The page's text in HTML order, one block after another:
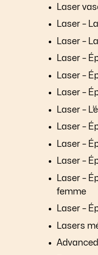
Laser
Laser –
Laser –
Laser –
Laser –
Laser –
Laser –
Laser –
Laser –
Laser –
Laser –
femme
Laser –
Lasers